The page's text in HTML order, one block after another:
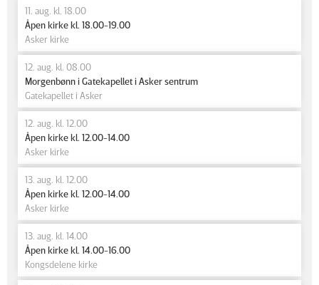
11. aug. kl. 18.00
Åpen kirke kl. 18.00-19.00
Asker kirke
12. aug. kl. 08.00
Morgenbønn i Gatekapellet i Asker sentrum
Gatekapellet i Asker
12. aug. kl. 12.00
Åpen kirke kl. 12.00-14.00
Asker kirke
13. aug. kl. 12.00
Åpen kirke kl. 12.00-14.00
Asker kirke
13. aug. kl. 14.00
Åpen kirke kl. 14.00-16.00
Kongsdelene kirke